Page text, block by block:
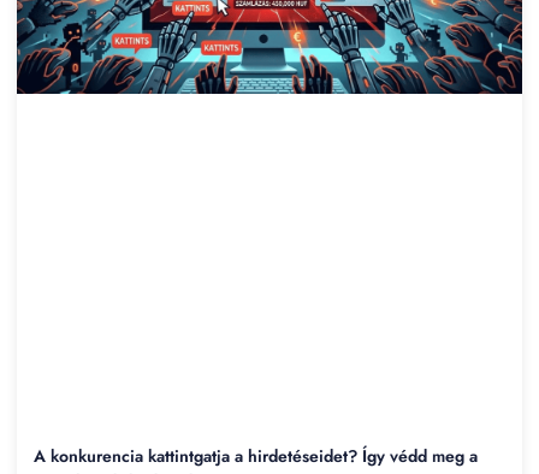
A konkurencia kattintgatja a hirdetéseidet? Így védd meg a